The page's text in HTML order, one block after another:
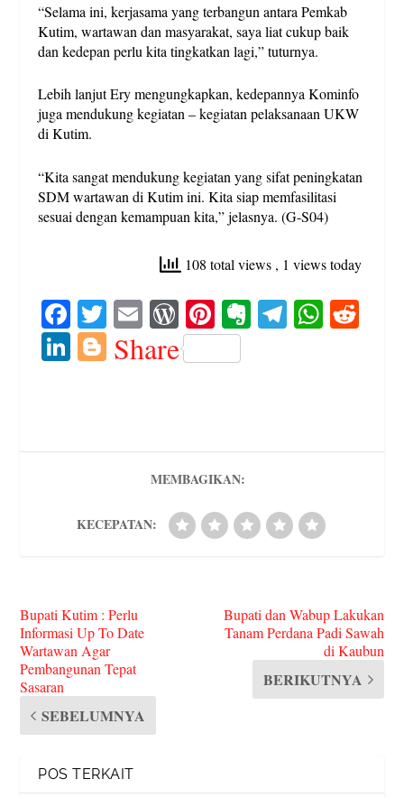
“Selama ini, kerjasama yang terbangun antara Pemkab
Kutim, wartawan dan masyarakat, saya liat cukup baik
dan kedepan perlu kita tingkatkan lagi,” tuturnya.
Lebih lanjut Ery mengungkapkan, kedepannya Kominfo
juga mendukung kegiatan – kegiatan pelaksanaan UKW
di Kutim.
“Kita sangat mendukung kegiatan yang sifat peningkatan
SDM wartawan di Kutim ini. Kita siap memfasilitasi
sesuai dengan kemampuan kita,” jelasnya. (G-S04)
108 total views , 1 views today
Fa
ce
bo
T
wi
tte
E
m
ail
W
or
d
s
Pi
nt
er
E Te W
Li Bl
Share
MEMBAGIKAN:
KECEPATAN:
Bupati Kutim : Perlu
Informasi Up To Date
Wartawan Agar
Pembangunan Tepat
Sasaran
SEBELUMNYA
Bupati dan Wabup Lakukan
Tanam Perdana Padi Sawah
di Kaubun
BERIKUTNYA
POS TERKAIT